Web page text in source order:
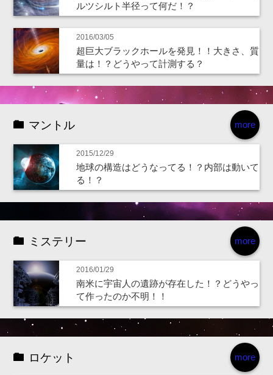
ルツシルト半径って何だ！？
2016/03/05
超巨大ブラックホールを発見！！大きさ、質
量は！？どうやって計測する？
more
マントル
2015/12/29
地球の構造はどうなってる！？内部は動いて
る！？
more
ミステリー
2016/01/29
南米に宇宙人の遺跡が存在した！？どうやっ
て作ったのか不明！！
more
ロケット